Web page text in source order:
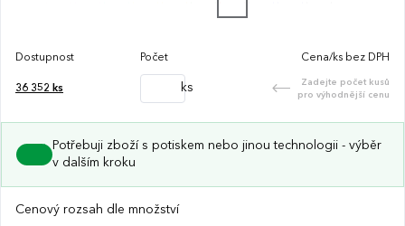
Dostupnost Počet Cena/ks bez DPH
36 352 ks ks
Zadejte počet kusů
pro výhodnější cenu
Potřebuji zboží s potiskem nebo jinou technologii - výběr
v dalším kroku
Cenový rozsah dle množství